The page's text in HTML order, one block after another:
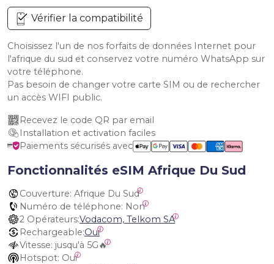
Vérifier la compatibilité
Choisissez l'un de nos forfaits de données Internet pour
l'afrique du sud et conservez votre numéro WhatsApp sur
votre téléphone.
Pas besoin de changer votre carte SIM ou de rechercher
un accès WIFI public.
Recevez le code QR par email
Installation et activation faciles
Paiements sécurisés avec
Fonctionnalités eSIM Afrique Du Sud
Couverture: Afrique Du Sud
Numéro de téléphone: Non
2 Opérateurs:Vodacom, Telkom SA
Rechargeable:Oui
Vitesse: jusqu'à 5G🔥
Hotspot: Oui